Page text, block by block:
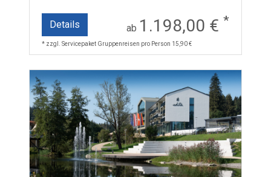
Details ab 1.198,00 € *
* zzgl. Servicepaket Gruppenreisen pro Person 15,90 €